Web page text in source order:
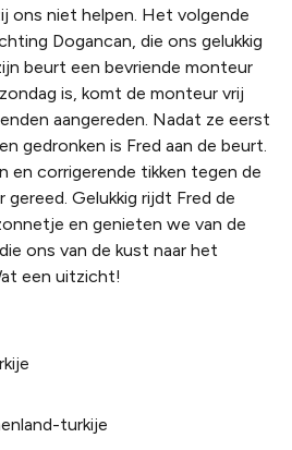
ons niet helpen. Het volgende
Dogancan, die ons gelukkig
beurt een bevriende monteur
is, komt de monteur vrij
aangereden. Nadat ze eerst
gedronken is Fred aan de beurt.
en corrigerende tikken tegen de
Gelukkig rijdt Fred de
en genieten we van de
ons van de kust naar het
een uitzicht!